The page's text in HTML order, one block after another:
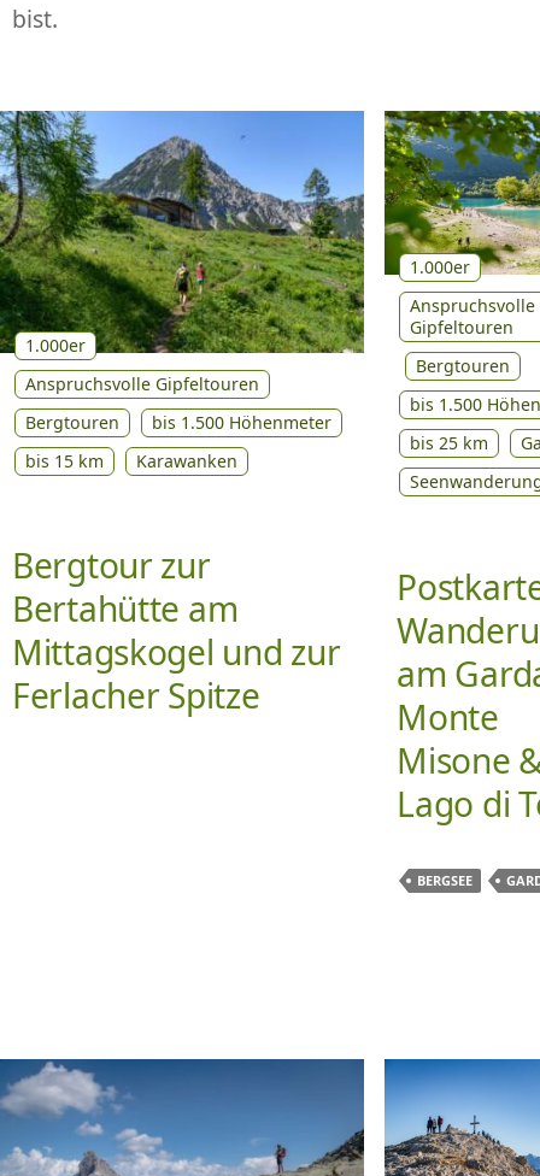
bist.
1.000er
Anspruchsvolle Gipfeltouren
Bergtouren
bis 1.500 Höhenmeter
bis 15 km
Karawanken
Bergtour zur
Bertahütte am
Mittagskogel und zur
Ferlacher Spitze
1.000er
Anspruchsvolle
Gipfeltouren
Bergtouren
bis 1.500
bis 25 km
am
Monte
Misone
Lago di
BERGSEE